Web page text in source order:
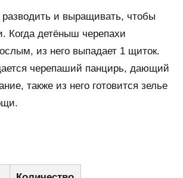
и выращивать, чтобы
Когда детёныш черепахи
из него выпадает 1 щиток.
черепаший панцирь, дающий
также из него готовится зелье